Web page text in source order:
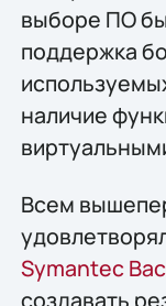
выборе ПО
поддержка
наличие
Всем
Symantec
создавать